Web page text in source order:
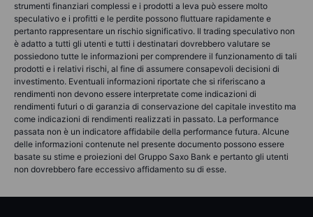
strumenti finanziari complessi e i prodotti a leva può essere molto
speculativo e i profitti e le perdite possono fluttuare rapidamente e
pertanto rappresentare un rischio significativo. Il trading speculativo non
è adatto a tutti gli utenti e tutti i destinatari dovrebbero valutare se
possiedono tutte le informazioni per comprendere il funzionamento di tali
prodotti e i relativi rischi, al fine di assumere consapevoli decisioni di
investimento. Eventuali informazioni riportate che si riferiscano a
rendimenti non devono essere interpretate come indicazioni di
rendimenti futuri o di garanzia di conservazione del capitale investito ma
come indicazioni di rendimenti realizzati in passato. La performance
passata non è un indicatore affidabile della performance futura. Alcune
delle informazioni contenute nel presente documento possono essere
basate su stime e proiezioni del Gruppo Saxo Bank e pertanto gli utenti
non dovrebbero fare eccessivo affidamento su di esse.